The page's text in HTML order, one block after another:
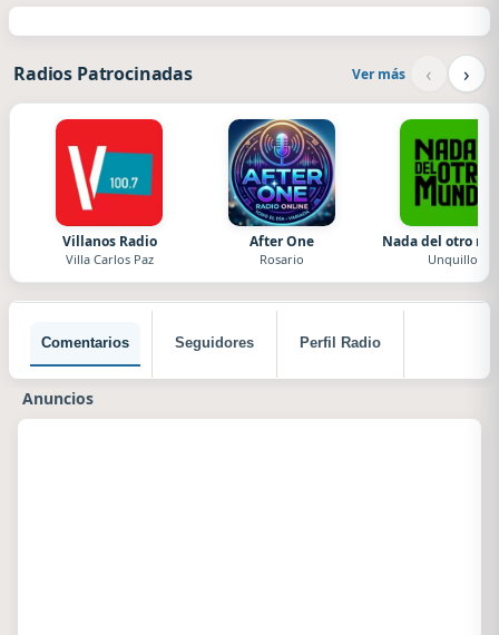
Radios Patrocinadas Ver más ‹ ›
Villanos Radio
Villa Carlos Paz
After One
Rosario
Nada del otro
Unquillo
Comentarios Seguidores Perfil Radio
Anuncios